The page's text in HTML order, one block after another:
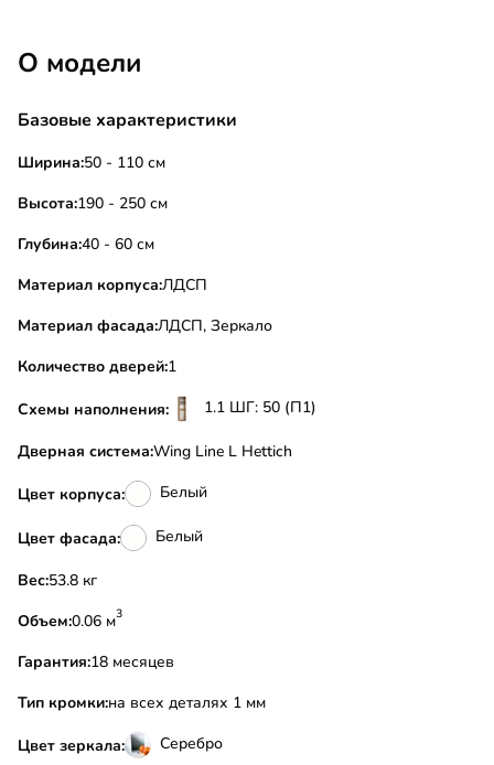
О модели
Базовые характеристики
Ширина:50 - 110 см
Высота:190 - 250 см
Глубина:40 - 60 см
Материал корпуса:ЛДСП
Материал фасада:ЛДСП, Зеркало
Количество дверей:1
Схемы наполнения: 1.1 ШГ: 50 (П1)
Дверная система:Wing Line L Hettich
Цвет корпуса: Белый
Цвет фасада: Белый
Вес:
53.8 кг
Объем:
0.06 м3
Гарантия:18 месяцев
Тип кромки:на всех деталях 1 мм
Цвет зеркала: Серебро